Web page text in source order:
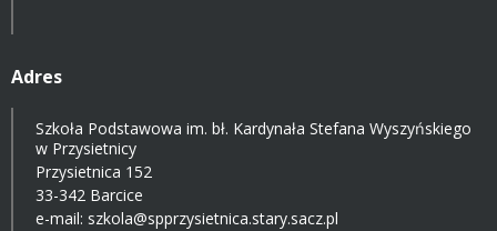
Adres
Szkoła Podstawowa im. bł. Kardynała Stefana Wyszyńskiego
w Przysietnicy
Przysietnica 152
33-342 Barcice
e-mail: szkola@spprzysietnica.stary.sacz.pl